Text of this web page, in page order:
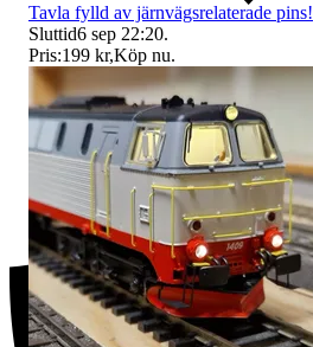
Ersättning om du inte får din vara
Tavla fylld av järnvägsrelaterade pins!
Sluttid6 sep 22:20.
Pris:199 kr,Köp nu.